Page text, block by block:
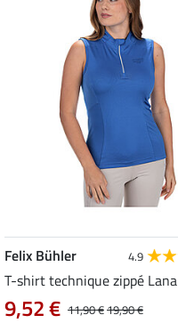
Felix Bühler 4.9
T-shirt technique zippé Lana
11,90 €19,90 €
9,52 €